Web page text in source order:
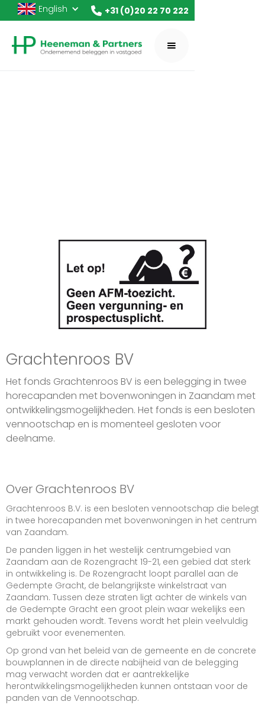
English +31 (0)20 22 70 222
Grachtenroos BV
Het fonds Grachtenroos BV is een belegging in twee
horecapanden met bovenwoningen in Zaandam met
ontwikkelingsmogelijkheden. Het fonds is een besloten
vennootschap en is momenteel gesloten voor
deelname.
Over Grachtenroos BV
Grachtenroos B.V. is een besloten vennootschap die belegt
in twee horecapanden met bovenwoningen in het centrum
van Zaandam.
De panden liggen in het westelijk centrumgebied van
Zaandam aan de Rozengracht 19-21, een gebied dat sterk
in ontwikkeling is. De Rozengracht loopt parallel aan de
Gedempte Gracht, de belangrijkste winkelstraat van
Zaandam. Tussen deze straten ligt achter de winkels van
de Gedempte Gracht een groot plein waar wekelijks een
markt gehouden wordt. Tevens wordt het plein veelvuldig
gebruikt voor evenementen.
Op grond van het beleid van de gemeente en de concrete
bouwplannen in de directe nabijheid van de belegging
mag verwacht worden dat er aantrekkelijke
herontwikkelingsmogelijkheden kunnen ontstaan voor de
panden van de Vennootschap.